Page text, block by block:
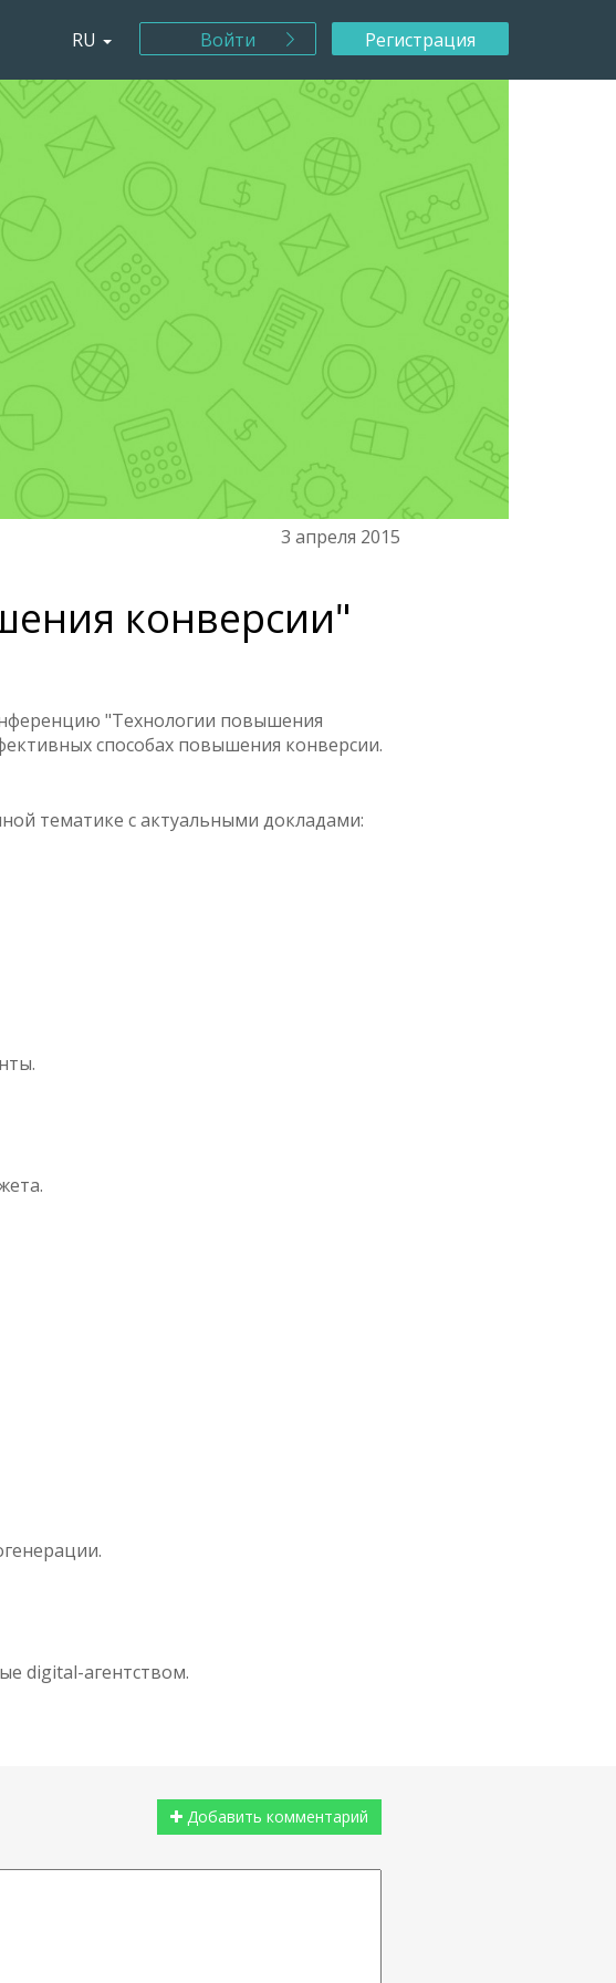
RU Войти Регистрация
3 апреля 2015
конверсии"
"Технологии повышения
способах повышения конверсии.
тематике с актуальными докладами:
digital-агентством.
Добавить комментарий